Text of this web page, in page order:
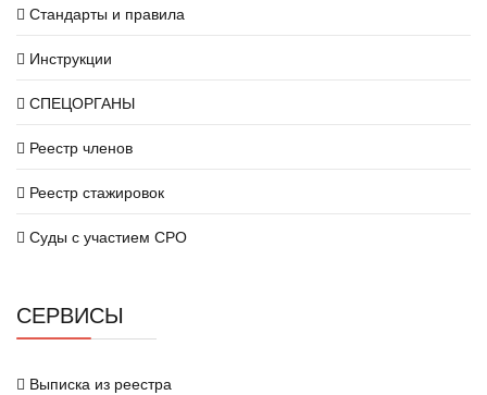
Стандарты и правила
Инструкции
СПЕЦОРГАНЫ
Реестр членов
Реестр стажировок
Суды с участием СРО
СЕРВИСЫ
Выписка из реестра